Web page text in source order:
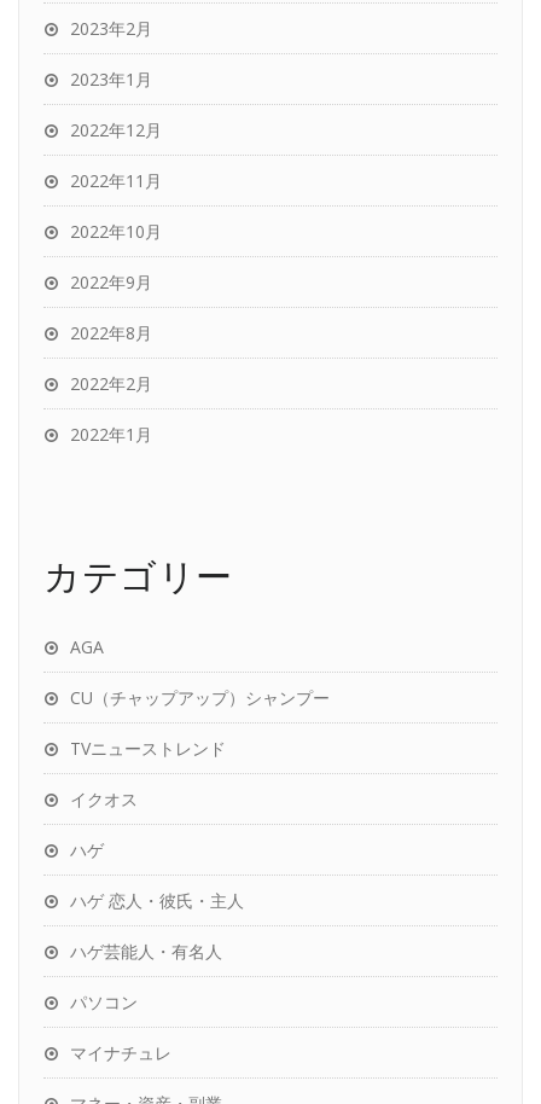
2023年2月
2023年1月
2022年12月
2022年11月
2022年10月
2022年9月
2022年8月
2022年2月
2022年1月
カテゴリー
AGA
CU（チャップアップ）シャンプー
TVニューストレンド
イクオス
ハゲ
ハゲ 恋人・彼氏・主人
ハゲ芸能人・有名人
パソコン
マイナチュレ